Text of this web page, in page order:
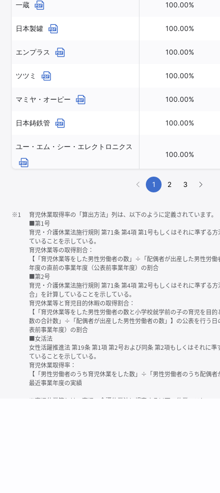
一蔵 100.00%
日本製罐 100.00%
エンプラス 100.00%
ツツミ 100.00%
マミヤ・オーピー 100.00%
日本鋳鉄管 100.00%
ユー・エム・シー・エレクトロニクス
100.00%
1 2 3
※1
育児休業取得率の「算出方法」列は、以下のように定義されています。
■第1号
育児・介護休業法施行規則 第71条 第4項 第1号もしくはそれに準ずる
ていることを示している。
育児休業等の取得割合：
【「育児休業等をした男性労働者の数」÷「配偶者が出産した男性労
年度の直前の事業年度（公表前事業年度）の割合
■第2号
育児・介護休業法施行規則 第71条 第4項 第2号もしくはそれに準ずる
合」を計算していることを示している。
育児休業等と育児目的休暇の取得割合：
【「育児休業等をした男性労働者の数と小学校就学前の子の育児を目
数の合計数」÷「配偶者が出産した男性労働者の数」】の公表を行う
表前事業年度）の割合
■女活法
女性活躍推進法 第19条 第1項 第2号および同条 第2項もしくはそれに
ていることを示している。
育児休業取得率：
【「男性労働者のうち育児休業をした数」÷「男性労働者のうち配偶
最近事業年度の実績
※育児休業等とは、育児・介護休業法に規定する以下の休業のこと